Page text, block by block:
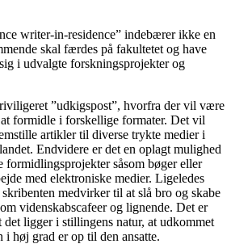
writer-in-residence” indebærer ikke en
skal færdes på fakultetet og have
i udvalgte forskningsprojekter og
”udkigspost”, hvorfra der vil være
formidle i forskellige formater. Det vil
artikler til diverse trykte medier i
Endvidere er det en oplagt mulighed
formidlingsprojekter såsom bøger eller
med elektroniske medier. Ligeledes
medvirker til at slå bro og skabe
videnskabscafeer og lignende. Det er
ligger i stillingens natur, at udkommet
i høj grad er op til den ansatte.